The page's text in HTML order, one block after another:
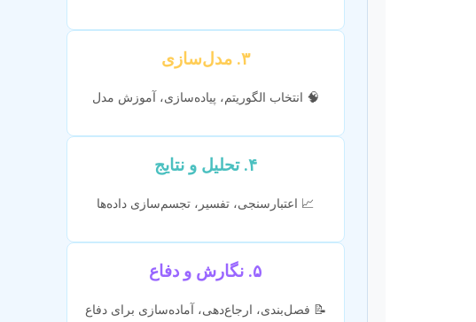
۳. مدل‌سازی
🧠 انتخاب الگوریتم، پیاده‌سازی، آموزش مدل
۴. تحلیل و نتایج
📈 اعتبارسنجی، تفسیر، تجسم‌سازی داده‌ها
۵. نگارش و دفاع
📝 فصل‌بندی، ارجاع‌دهی، آماده‌سازی برای دفاع